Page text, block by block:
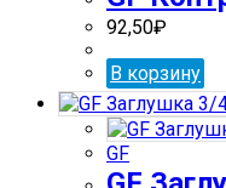
92,50₽
В корзину
GF